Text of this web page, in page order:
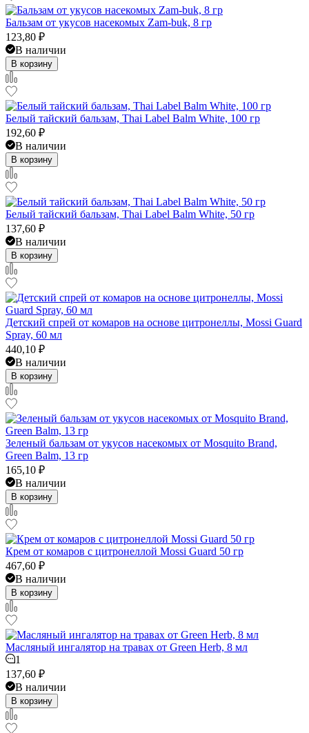
Бальзам от укусов насекомых Zam-buk, 8 гр
123,80 ₽
В наличии
В корзину
Белый тайский бальзам, Thai Label Balm White, 100 гр
192,60 ₽
В наличии
В корзину
Белый тайский бальзам, Thai Label Balm White, 50 гр
137,60 ₽
В наличии
В корзину
Детский спрей от комаров на основе цитронеллы, Mossi Guard
Spray, 60 мл
440,10 ₽
В наличии
В корзину
Зеленый бальзам от укусов насекомых от Mosquito Brand,
Green Balm, 13 гр
165,10 ₽
В наличии
В корзину
Крем от комаров с цитронеллой Mossi Guard 50 гр
467,60 ₽
В наличии
В корзину
Масляный ингалятор на травах от Green Herb, 8 мл
1
137,60 ₽
В наличии
В корзину